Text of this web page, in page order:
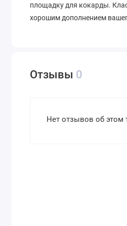
площадку для кокарды.
хорошим дополнением
Отзывы 0
Нет отзывов об этом